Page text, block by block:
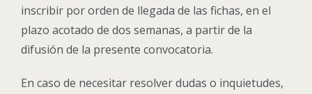
inscribir por orden de llegada de las fichas, en el
plazo acotado de dos semanas, a partir de la
difusión de la presente convocatoria.
En caso de necesitar resolver dudas o inquietudes,